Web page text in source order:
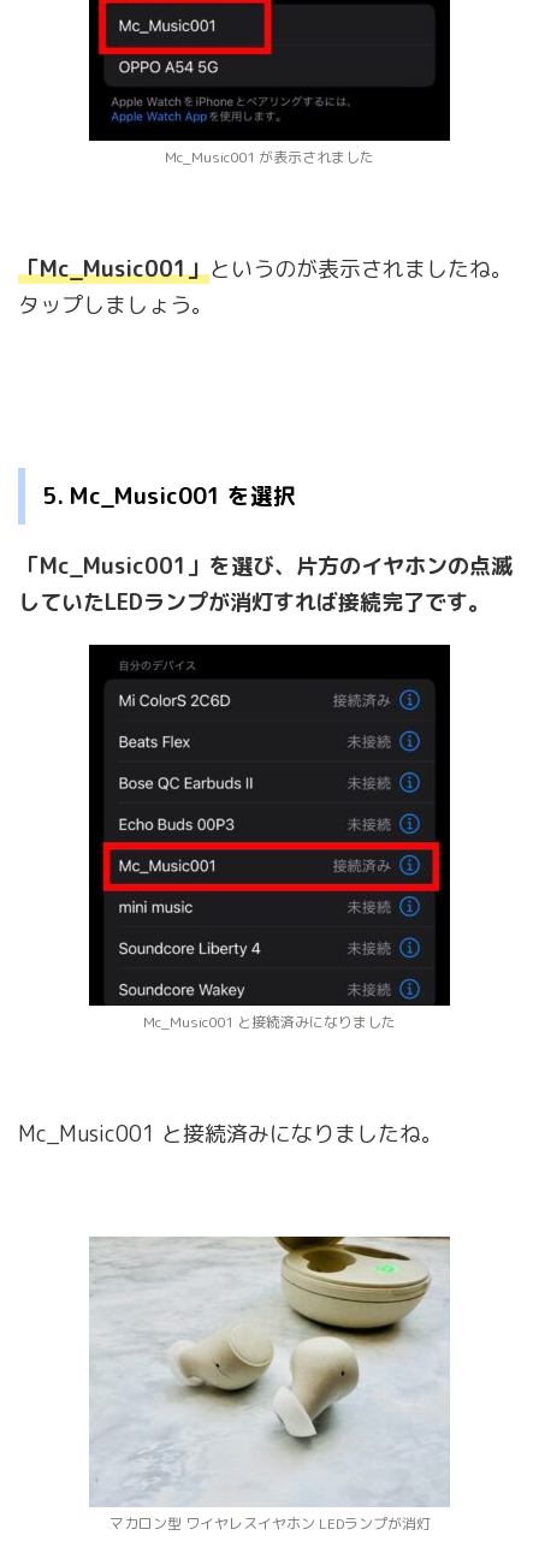
Mc_Music001 が表示されました
「Mc_Music001」というのが表示されましたね。
タップしましょう。
5. Mc_Music001 を選択
「Mc_Music001」を選び、片方のイヤホンの点滅
していたLEDランプが消灯すれば接続完了です。
Mc_Music001 と接続済みになりました
Mc_Music001 と接続済みになりましたね。
マカロン型 ワイヤレスイヤホン LEDランプが消灯